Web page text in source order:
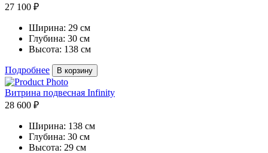
27 100 ₽
Ширина: 29 см
Глубина: 30 см
Высота: 138 см
Подробнее В корзину
Витрина подвесная Infinity
28 600 ₽
Ширина: 138 см
Глубина: 30 см
Высота: 29 см